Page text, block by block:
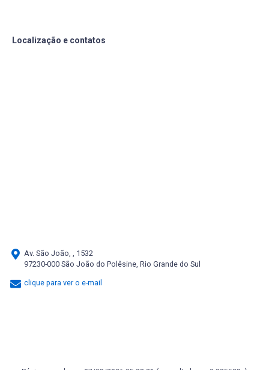
Localização e contatos
Av. São João, , 1532
97230-000 São João do Polêsine, Rio Grande do Sul
clique para ver o e-mail